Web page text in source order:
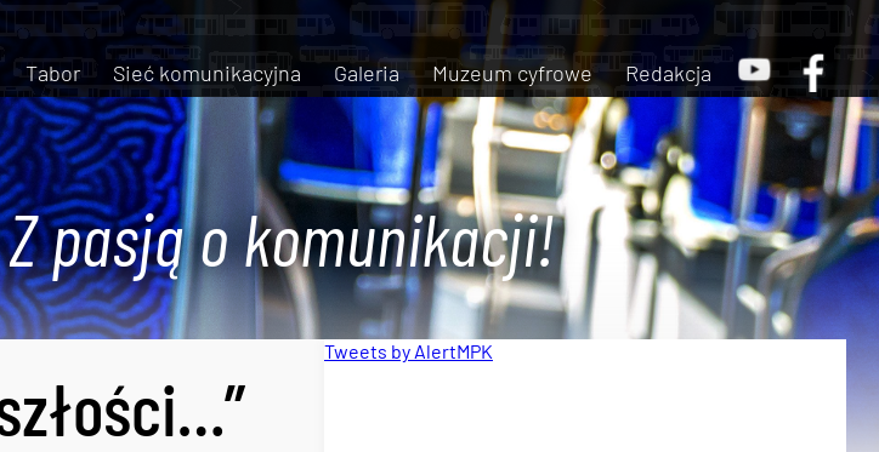
Tabor Sieć komunikacyjna Galeria Muzeum cyfrowe Redakcja
Z pasją o komunikacji!
Tweets by AlertMPK